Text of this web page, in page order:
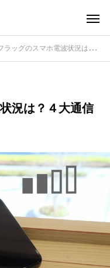
グのスマホ電波状況は？４大通信キャリアを比較！
況は？４大通信